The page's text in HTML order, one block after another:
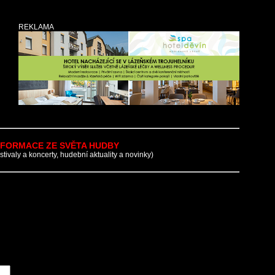
REKLAMA
ZE SVĚTA HUDBY
a koncerty, hudební aktuality a novinky)